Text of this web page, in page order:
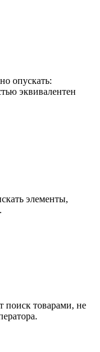
опускать:
эквивалентен
элементы,
поиск товарами, не